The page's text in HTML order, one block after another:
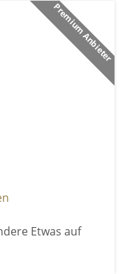
Premium Anbieter
Etwas auf